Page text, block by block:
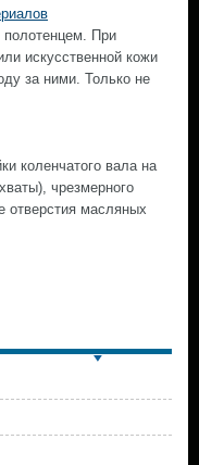
При
искусственной кожи
за ними. Только не
коленчатого вала на
чрезмерного
отверстия масляных